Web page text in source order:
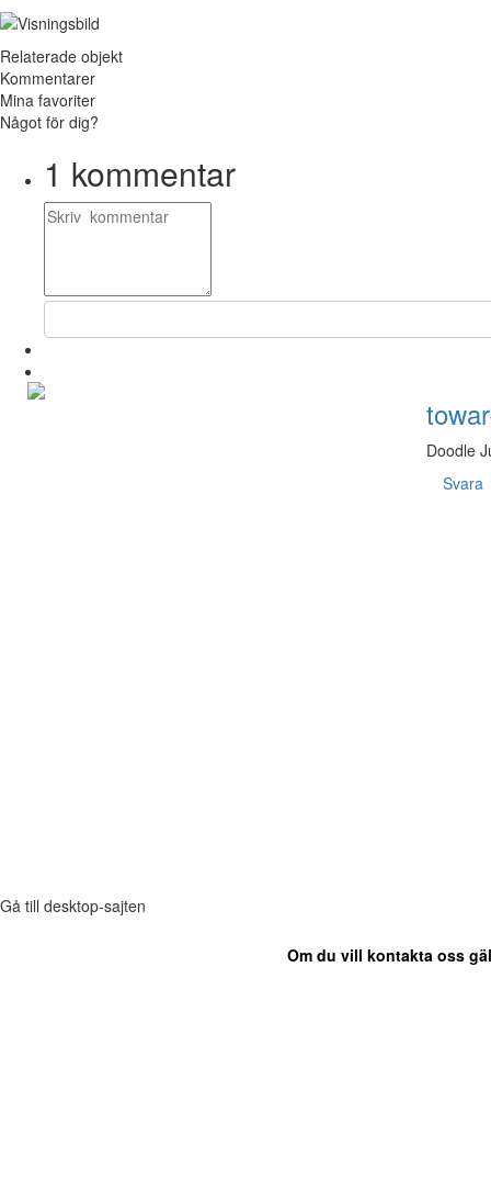
Relaterade objekt
Kommentarer
Mina favoriter
Något för dig?
1 kommentar
Doodle
Svara
Gå till desktop-sajten
Om du vill kontakta oss